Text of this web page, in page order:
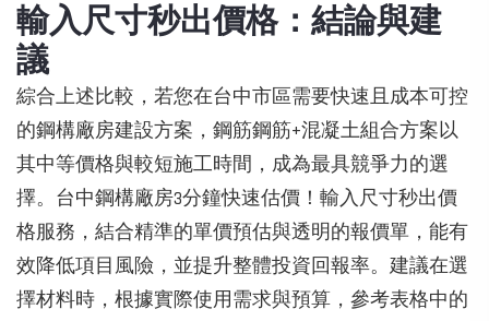
輸入尺寸秒出價格：結論與建
議
綜合上述比較，若您在台中市區需要快速且成本可控
的鋼構廠房建設方案，鋼筋鋼筋+混凝土組合方案以
其中等價格與較短施工時間，成為最具競爭力的選
擇。台中鋼構廠房3分鐘快速估價！輸入尺寸秒出價
格服務，結合精準的單價預估與透明的報價單，能有
效降低項目風險，並提升整體投資回報率。建議在選
擇材料時，根據實際使用需求與預算，參考表格中的